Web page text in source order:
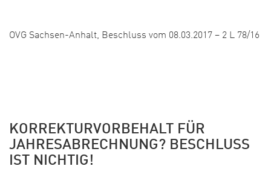
OVG Sachsen-Anhalt, Beschluss vom 08.03.2017 – 2 L 78/16
KORREKTURVORBEHALT FÜR
JAHRESABRECHNUNG? BESCHLUSS
IST NICHTIG!